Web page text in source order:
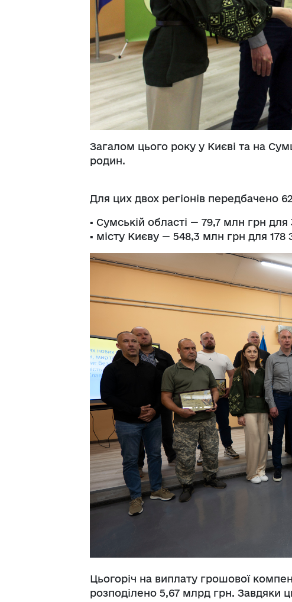
Загалом цього року у Києві та на
родин.
Для цих двох регіонів передбачено
▪️ Сумській області — 79,7 млн грн для
▪️ місту Києву — 548,3 млн грн для 178
Цьогоріч на виплату грошової
розподілено 5,67 млрд грн.